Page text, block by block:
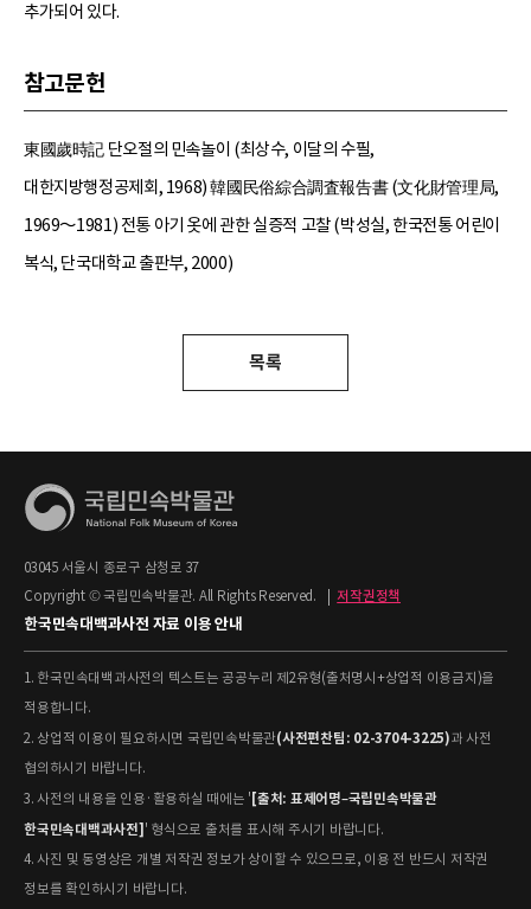
추가되어 있다.
참고문헌
東國歲時記 단오절의 민속놀이 (최상수, 이달의 수필,
대한지방행정공제회, 1968) 韓國民俗綜合調査報告書 (文化財管理局,
1969～1981) 전통 아기 옷에 관한 실증적 고찰 (박성실, 한국전통 어린이
복식, 단국대학교 출판부, 2000)
목록
03045 서울시 종로구 삼청로 37
Copyright © 국립민속박물관. All Rights Reserved.
저작권정책
한국민속대백과사전 자료 이용 안내
1. 한국민속대백과사전의 텍스트는 공공누리 제2유형(출처명시+상업적 이용금지)을
적용합니다.
2. 상업적 이용이 필요하시면 국립민속박물관(사전편찬팀: 02-3704-3225)과 사전
협의하시기 바랍니다.
3. 사전의 내용을 인용·활용하실 때에는 '[출처: 표제어명–국립민속박물관
한국민속대백과사전]' 형식으로 출처를 표시해 주시기 바랍니다.
4. 사진 및 동영상은 개별 저작권 정보가 상이할 수 있으므로, 이용 전 반드시 저작권
정보를 확인하시기 바랍니다.